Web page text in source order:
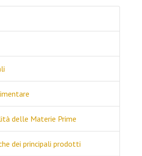
delle Materie Prime
dei principali prodotti